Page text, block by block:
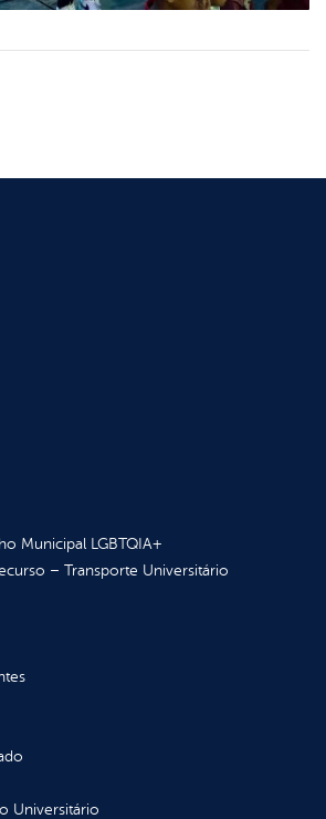
Municipal LGBTQIA+
– Transporte Universitário
Universitário